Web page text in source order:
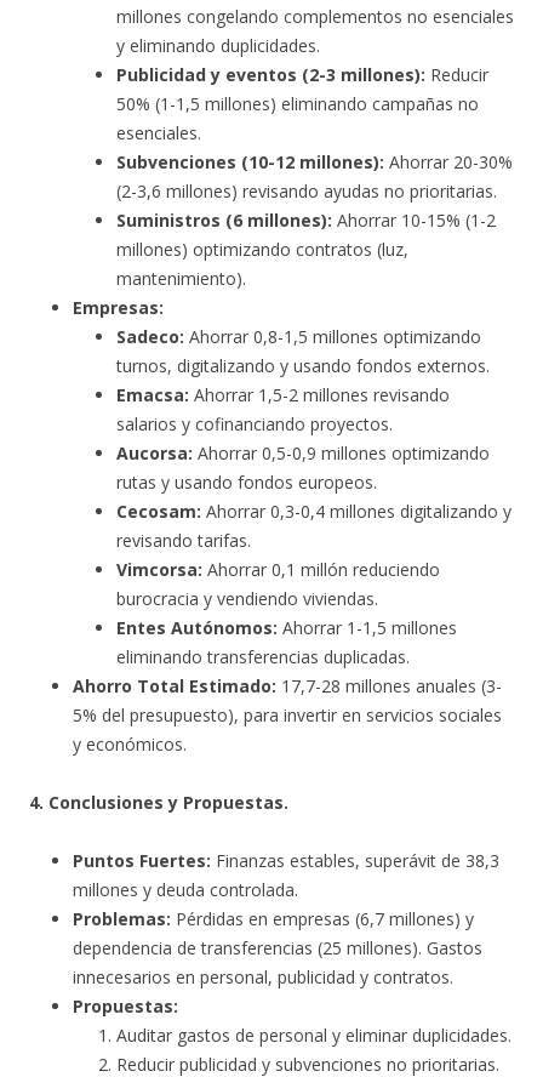
millones congelando complementos no esenciales
y eliminando duplicidades.
Publicidad y eventos (2-3 millones): Reducir
50% (1-1,5 millones) eliminando campañas no
esenciales.
Subvenciones (10-12 millones): Ahorrar 20-30%
(2-3,6 millones) revisando ayudas no prioritarias.
Suministros (6 millones): Ahorrar 10-15% (1-2
millones) optimizando contratos (luz,
mantenimiento).
Empresas:
Sadeco: Ahorrar 0,8-1,5 millones optimizando
turnos, digitalizando y usando fondos externos.
Emacsa: Ahorrar 1,5-2 millones revisando
salarios y cofinanciando proyectos.
Aucorsa: Ahorrar 0,5-0,9 millones optimizando
rutas y usando fondos europeos.
Cecosam: Ahorrar 0,3-0,4 millones digitalizando y
revisando tarifas.
Vimcorsa: Ahorrar 0,1 millón reduciendo
burocracia y vendiendo viviendas.
Entes Autónomos: Ahorrar 1-1,5 millones
eliminando transferencias duplicadas.
Ahorro Total Estimado: 17,7-28 millones anuales (3-
5% del presupuesto), para invertir en servicios sociales
y económicos.
4. Conclusiones y Propuestas.
Puntos Fuertes: Finanzas estables, superávit de 38,3
millones y deuda controlada.
Problemas: Pérdidas en empresas (6,7 millones) y
dependencia de transferencias (25 millones). Gastos
innecesarios en personal, publicidad y contratos.
Propuestas:
Auditar gastos de personal y eliminar duplicidades.
Reducir publicidad y subvenciones no prioritarias.